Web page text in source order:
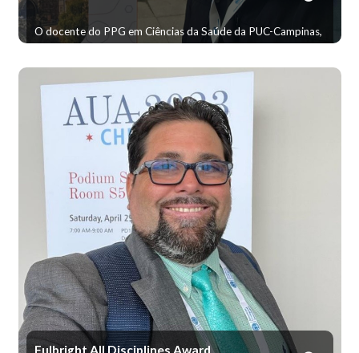
O docente do PPG em Ciências da Saúde da PUC-Campinas,
Prof. Dr. André Luiz Monezi Andrade, representou a
a apresentação de seu trabalho. O evento, que ocorreu
entre 28 e 31 de março, foi realizado em Praga, República
Tcheca, com o tema “Saúde Mental: Melhorando o Cuidado
e Expandindo Horizontes”.
Fulbright All Disciplines Award